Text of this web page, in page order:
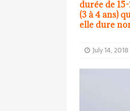
durée de
(3 à 4 ans)
elle dure
July 14, 2018